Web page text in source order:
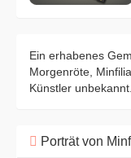
Ein erhabenes
Morgenröte,
Künstler unbekannt.
Porträt von